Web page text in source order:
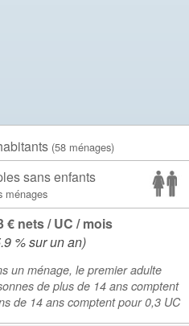
(58 ménages)
sans enfants
ménages
€ nets / UC / mois
% sur un an)
un ménage, le premier adulte
de plus de 14 ans comptent
de 14 ans comptent pour 0,3 UC